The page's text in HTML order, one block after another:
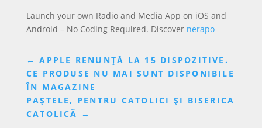
Launch your own Radio and Media App on iOS and
Android – No Coding Required. Discover nerapo
←APPLE RENUNȚĂ LA 15 DISPOZITIVE.
CE PRODUSE NU MAI SUNT DISPONIBILE
ÎN MAGAZINE
PAȘTELE, PENTRU CATOLICI ȘI BISERICA
CATOLICĂ →